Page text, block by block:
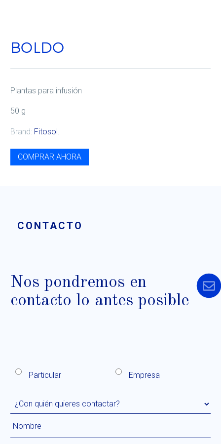
BOLDO
Plantas para infusión
50 g
Brand: Fitosol
COMPRAR AHORA
CONTACTO
Nos pondremos en
contacto lo antes posible
Particular Empresa